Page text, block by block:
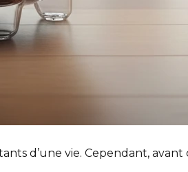
d’une vie. Cependant,